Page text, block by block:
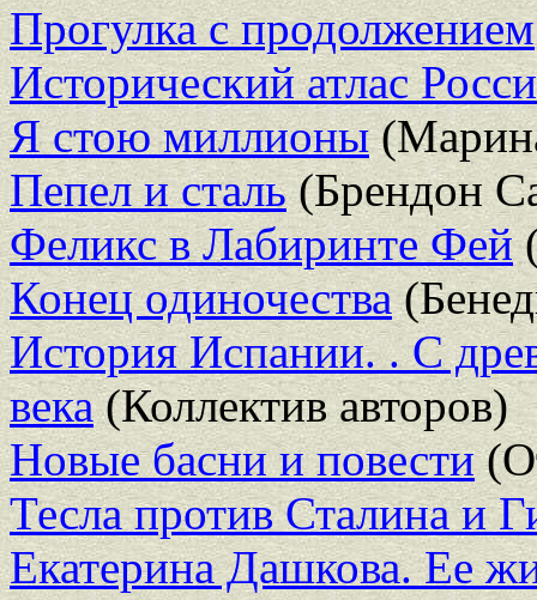
Прогулка с продолжением
Исторический атлас
Я стою миллионы
Пепел и сталь(Брендон
Феликс в Лабиринте Фей
Конец одиночества
История Испании. . С
века(Коллектив авторов)
Новые басни и повести
Тесла против Сталина и
Екатерина Дашкова. Ее